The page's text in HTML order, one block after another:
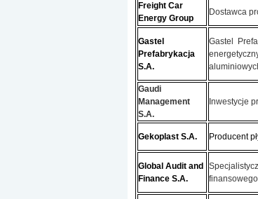
Freight Car
Energy Group
Dostawca
Gastel
Prefabrykacja
S.A.
Gastel
Gaudi
Management
S.A.
Inwestycje
Gekoplast S.A. Producent
Global Audit and
Finance S.A.